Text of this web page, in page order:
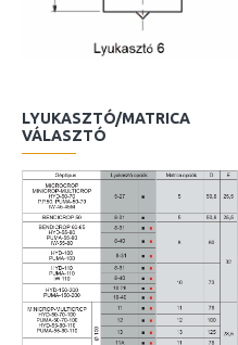
LYUKASZTÓ/MATRICA
VÁLASZTÓ